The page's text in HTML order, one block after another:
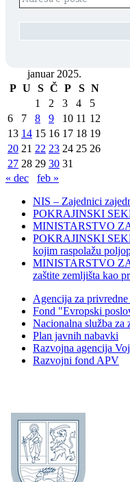
januar 2025.
P U S Č P S N
1
2 3 4
5
6
7 8 9 10 11 12
13 14 15 16 17 18 19
20 21 22 23 24 25 26
27 28 29 30 31
« dec
feb »
NIS – Zajednici
POKRAJINSKI
MINISTARSTVO ZA
POKRAJINSKI
kojim raspolažu
MINISTARSTVO
zaštite zemljišta kao
Agencija za privredne
Fond "Evropski
Nacionalna služba za
Plan javnih nabavki
Razvojna agencija
Razvojni fond APV